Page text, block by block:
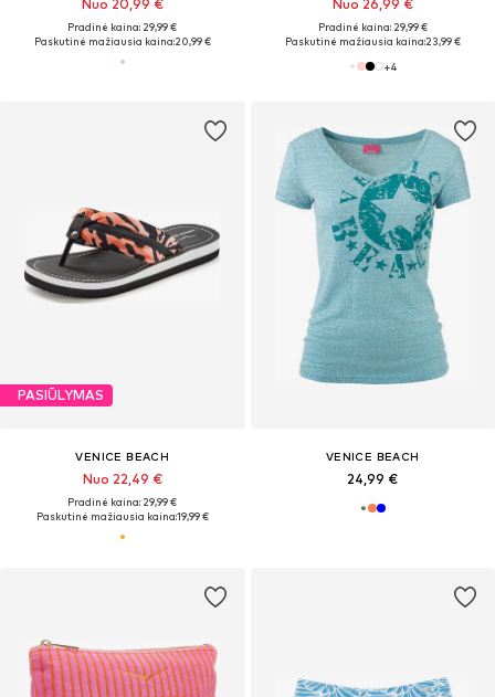
Nuo 20,99 €
Pradinė kaina: 29,99 €
Paskutinė mažiausia kaina:20,99 €
Nuo 26,99 €
Pradinė kaina: 29,99 €
Paskutinė mažiausia kaina:23,99 €
+4
PASIŪLYMAS
VENICE BEACH
Nuo 22,49 €
Pradinė kaina: 29,99 €
Paskutinė mažiausia kaina:19,99 €
VENICE BEACH
24,99 €